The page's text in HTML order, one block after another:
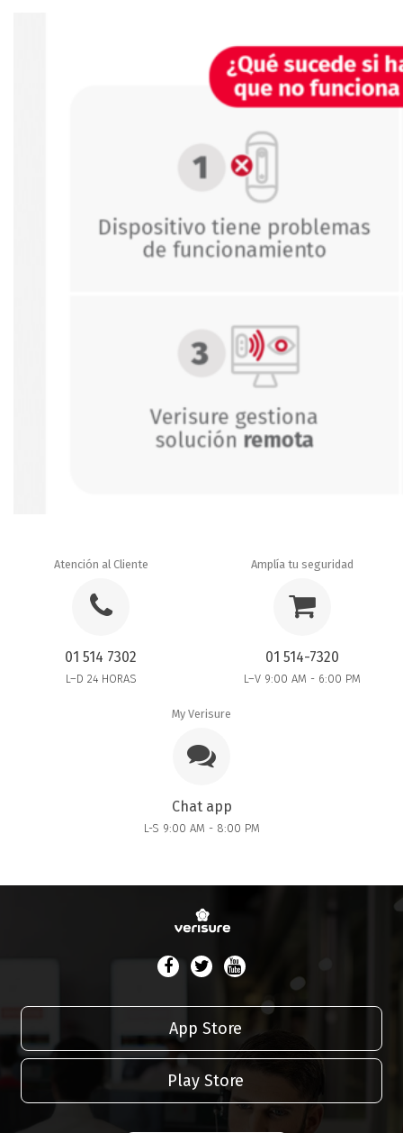
Atención al Cliente
01 514 7302
L–D 24 HORAS
Amplía tu seguridad
01 514-7320
L–V 9:00 AM - 6:00 PM
My Verisure
Chat app
L-S 9:00 AM - 8:00 PM
App Store
Play Store